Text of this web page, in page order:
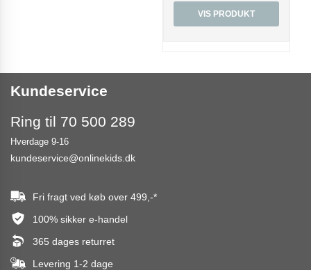
VIS PRODUKT
Kundeservice
Ring til 70 500 289
Hverdage 9-16
kundeservice@onlinekids.dk
Fri fragt ved køb over 499,-*
100% sikker e-handel
365 dages returret
Levering 1-2 dage